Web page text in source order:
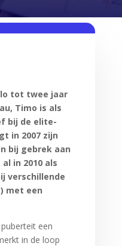
tot twee jaar
Timo is als
bij de elite-
in 2007 zijn
bij gebrek aan
in 2010 als
verschillende
) met een
een
in de loop